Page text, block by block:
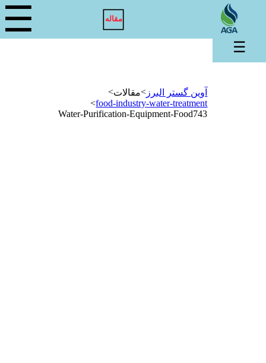
مقاله ☰
آوین گستر البرز >مقالات>
food-industry-water-treatment
>
Water-Purification-Equipment-Food743
☰